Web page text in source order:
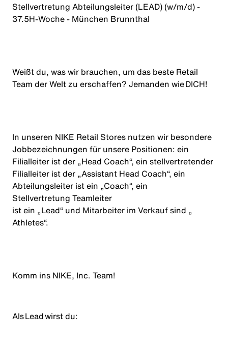
Stellvertretung Abteilungsleiter (LEAD) (w/m/d) -
37.5H-Woche - München Brunnthal
Weißt du, was wir brauchen, um das beste Retail
Team der Welt zu erschaffen? Jemanden wie DICH!
In unseren NIKE Retail Stores nutzen wir besondere
Jobbezeichnungen für unsere Positionen: ein
Filialleiter ist der „Head Coach“, ein stellvertretender
Filialleiter ist der „Assistant Head Coach“, ein
Abteilungsleiter ist ein „Coach“, ein
Stellvertretung Teamleiter
ist ein „Lead“ und Mitarbeiter im Verkauf sind „
Athletes“.
Komm ins NIKE, Inc. Team!
Als Lead wirst du: